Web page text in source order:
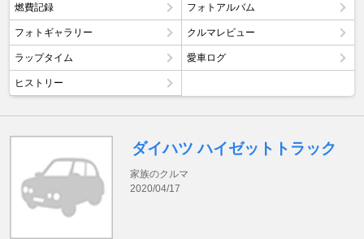
燃費記録 フォトアルバム
フォトギャラリー クルマレビュー
ラップタイム 愛車ログ
ヒストリー
ダイハツ ハイゼットトラック
家族のクルマ
2020/04/17